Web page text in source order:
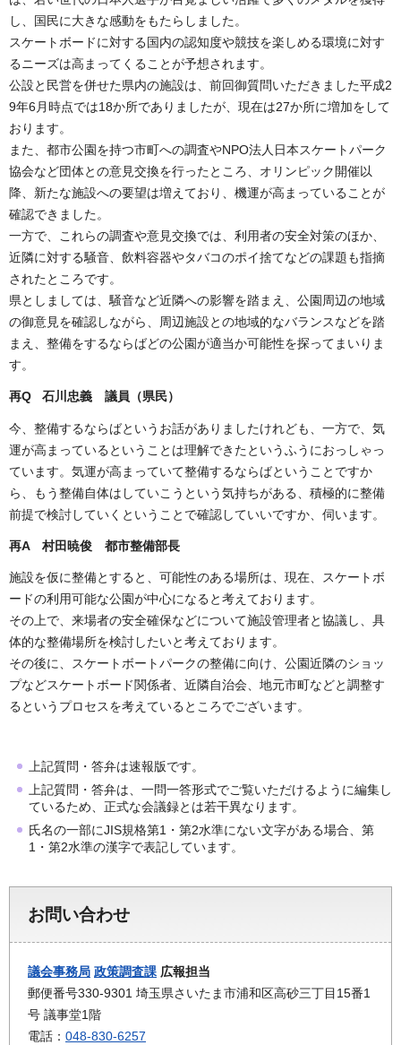
し、国民に大きな感動をもたらしました。
スケートボードに対する国内の認知度や競技を楽しめる環境に対す
るニーズは高まってくることが予想されます。
公設と民営を併せた県内の施設は、前回御質問いただきました平成2
9年6月時点では18か所でありましたが、現在は27か所に増加をして
おります。
また、都市公園を持つ市町への調査やNPO法人日本スケートパーク
協会など団体との意見交換を行ったところ、オリンピック開催以
降、新たな施設への要望は増えており、機運が高まっていることが
確認できました。
一方で、これらの調査や意見交換では、利用者の安全対策のほか、
近隣に対する騒音、飲料容器やタバコのポイ捨てなどの課題も指摘
されたところです。
県としましては、騒音など近隣への影響を踏まえ、公園周辺の地域
の御意見を確認しながら、周辺施設との地域的なバランスなどを踏
まえ、整備をするならばどの公園が適当か可能性を探ってまいりま
す。
再Q 石川忠義 議員（県民）
今、整備するならばというお話がありましたけれども、一方で、気
運が高まっているということは理解できたというふうにおっしゃっ
ています。気運が高まっていて整備するならばということですか
ら、もう整備自体はしていこうという気持ちがある、積極的に整備
前提で検討していくということで確認していいですか、伺います。
再A 村田暁俊 都市整備部長
施設を仮に整備とすると、可能性のある場所は、現在、スケートボ
ードの利用可能な公園が中心になると考えております。
その上で、来場者の安全確保などについて施設管理者と協議し、具
体的な整備場所を検討したいと考えております。
その後に、スケートボートパークの整備に向け、公園近隣のショッ
プなどスケートボード関係者、近隣自治会、地元市町などと調整す
るというプロセスを考えているところでございます。
上記質問・答弁は速報版です。
上記質問・答弁は、一問一答形式でご覧いただけるように編集し
ているため、正式な会議録とは若干異なります。
氏名の一部にJIS規格第1・第2水準にない文字がある場合、第
1・第2水準の漢字で表記しています。
お問い合わせ
議会事務局 政策調査課 広報担当
郵便番号330-9301 埼玉県さいたま市浦和区高砂三丁目15番1
号 議事堂1階
電話： 048-830-6257